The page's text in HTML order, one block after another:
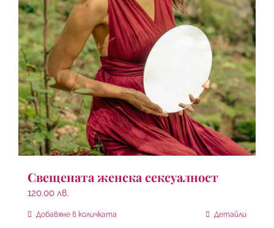
Свещената женска сексуалност
120.00 лв.
Добавяне в количката Детайли